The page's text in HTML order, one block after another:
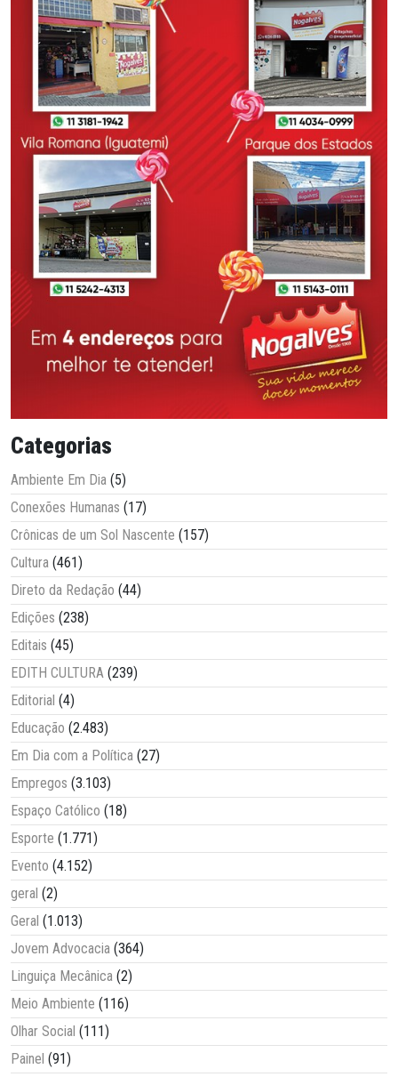
Categorias
Ambiente Em Dia (5)
Conexões Humanas (17)
Crônicas de um Sol Nascente (157)
Cultura (461)
Direto da Redação (44)
Edições (238)
Editais (45)
EDITH CULTURA (239)
Editorial (4)
Educação (2.483)
Em Dia com a Política (27)
Empregos (3.103)
Espaço Católico (18)
Esporte (1.771)
Evento (4.152)
geral (2)
Geral (1.013)
Jovem Advocacia (364)
Linguiça Mecânica (2)
Meio Ambiente (116)
Olhar Social (111)
Painel (91)